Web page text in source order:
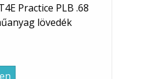
Practice PLB .68
lövedék